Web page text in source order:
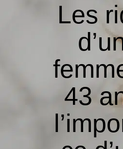
Les
43